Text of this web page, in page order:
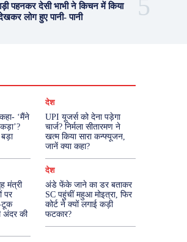
पहनकर देसी भाभी ने किचन में किया
लोग हुए पानी- पानी
दुनिया
मनोरंजन
राजनीति वास्तु शास्त्र
More
कहा- ‘मैंने
देश
UPI यूजर्स को देना पड़ेगा
चार्ज? निर्मला सीतारमण ने
खत्म किया सारा कन्फ्यूजन,
जानें क्या कहा?
मंत्री
पर
टूक
अंदर की
देश
अंडे फेंके जाने का डर बताकर
SC पहुंचीं महुआ मोइत्रा, फिर
कोर्ट ने क्यों लगाई कड़ी
फटकार?